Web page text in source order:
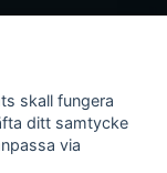
skall fungera
ditt samtycke
via